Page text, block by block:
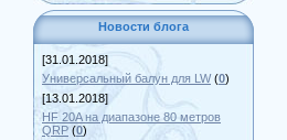
Новости блога
[31.01.2018]
Универсальный балун для LW (0)
[13.01.2018]
HF 20A на диапазоне 80 метров
QRP (0)